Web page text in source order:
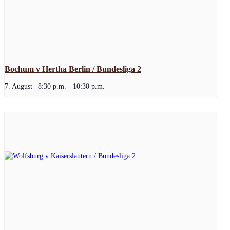
Bochum v Hertha Berlin / Bundesliga 2
7. August | 8:30 p.m. - 10:30 p.m.